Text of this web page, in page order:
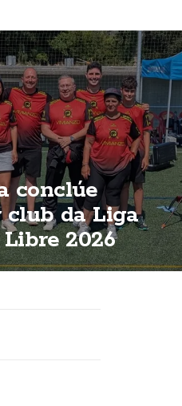
conclúe
club da Liga
2026